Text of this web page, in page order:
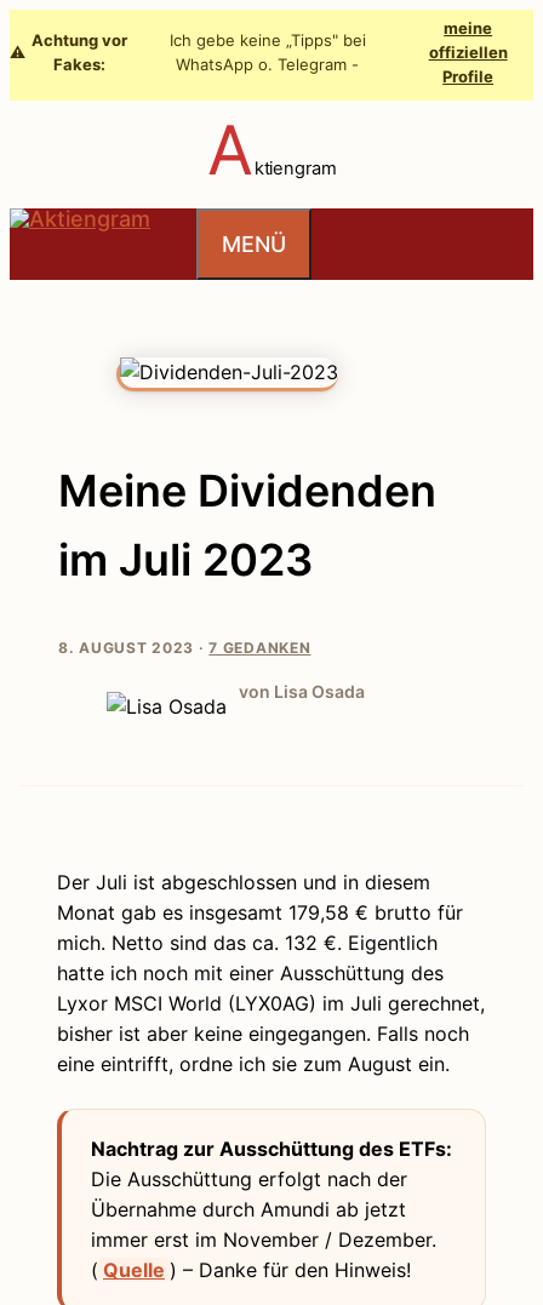
Inhalt
⚠️
Achtung vor
Fakes:
Ich gebe keine „Tipps" bei
WhatsApp o. Telegram -
meine
offiziellen
Profile
Aktiengram
MENÜ
Meine Dividenden
im Juli 2023
8. AUGUST 2023 ·7 GEDANKEN
von Lisa Osada
Der Juli ist abgeschlossen und in diesem
Monat gab es insgesamt 179,58 € brutto für
mich. Netto sind das ca. 132 €. Eigentlich
hatte ich noch mit einer Ausschüttung des
Lyxor MSCI World (LYX0AG) im Juli gerechnet,
bisher ist aber keine eingegangen. Falls noch
eine eintrifft, ordne ich sie zum August ein.
Nachtrag zur Ausschüttung des ETFs:
Die Ausschüttung erfolgt nach der
Übernahme durch Amundi ab jetzt
immer erst im November / Dezember.
( Quelle ) – Danke für den Hinweis!